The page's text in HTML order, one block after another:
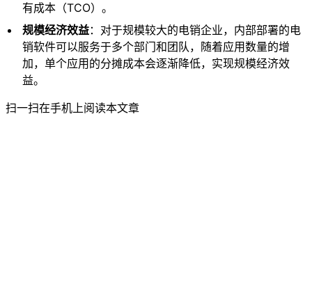
有成本（TCO）。
规模经济效益：对于规模较大的电销企业，内部部署的电
销软件可以服务于多个部门和团队，随着应用数量的增
加，单个应用的分摊成本会逐渐降低，实现规模经济效
益。
扫一扫在手机上阅读本文章